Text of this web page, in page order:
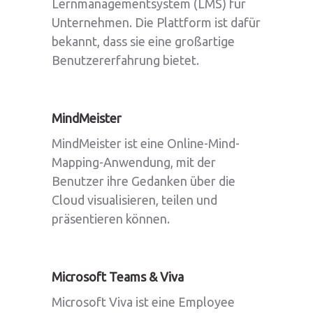
Lernmanagementsystem (LMS) für
Unternehmen. Die Plattform ist dafür
bekannt, dass sie eine großartige
Benutzererfahrung bietet.
MindMeister
MindMeister ist eine Online-Mind-
Mapping-Anwendung, mit der
Benutzer ihre Gedanken über die
Cloud visualisieren, teilen und
präsentieren können.
Microsoft Teams & Viva
Microsoft Viva ist eine Employee